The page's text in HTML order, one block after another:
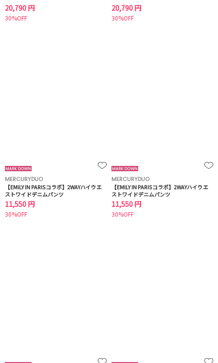
20,790 円
30%OFF
20,790 円
30%OFF
MERCURYDUO
【EMILY IN PARISコラボ】2WAYハイウエ
ストワイドデニムパンツ
11,550 円
30%OFF
MERCURYDUO
【EMILY IN PARISコラボ】2WAYハイウエ
ストワイドデニムパンツ
11,550 円
30%OFF